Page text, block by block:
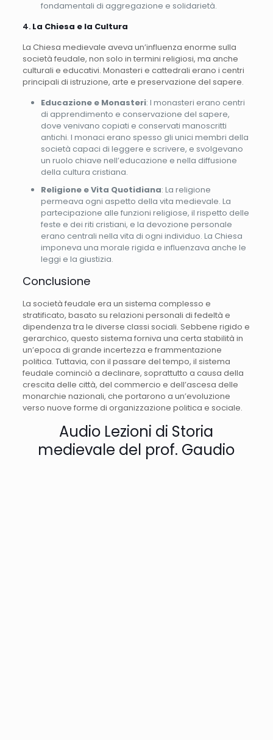
fondamentali di aggregazione e solidarietà.
4. La Chiesa e la Cultura
La Chiesa medievale aveva un’influenza enorme sulla
società feudale, non solo in termini religiosi, ma anche
culturali e educativi. Monasteri e cattedrali erano i centri
principali di istruzione, arte e preservazione del sapere.
Educazione e Monasteri: I monasteri erano centri
di apprendimento e conservazione del sapere,
dove venivano copiati e conservati manoscritti
antichi. I monaci erano spesso gli unici membri della
società capaci di leggere e scrivere, e svolgevano
un ruolo chiave nell’educazione e nella diffusione
della cultura cristiana.
Religione e Vita Quotidiana: La religione
permeava ogni aspetto della vita medievale. La
partecipazione alle funzioni religiose, il rispetto delle
feste e dei riti cristiani, e la devozione personale
erano centrali nella vita di ogni individuo. La Chiesa
imponeva una morale rigida e influenzava anche le
leggi e la giustizia.
Conclusione
La società feudale era un sistema complesso e
stratificato, basato su relazioni personali di fedeltà e
dipendenza tra le diverse classi sociali. Sebbene rigido e
gerarchico, questo sistema forniva una certa stabilità in
un’epoca di grande incertezza e frammentazione
politica. Tuttavia, con il passare del tempo, il sistema
feudale cominciò a declinare, soprattutto a causa della
crescita delle città, del commercio e dell’ascesa delle
monarchie nazionali, che portarono a un’evoluzione
verso nuove forme di organizzazione politica e sociale.
Audio Lezioni di Storia
medievale del prof. Gaudio